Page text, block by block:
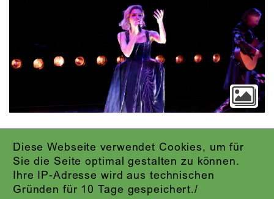
Diese Webseite verwendet Cookies, um für
Sie die Seite optimal gestalten zu können.
Ihre IP-Adresse wird aus technischen
Gründen für 10 Tage gespeichert./
IMPRESSUM
DATENSCHUTZ
AGB